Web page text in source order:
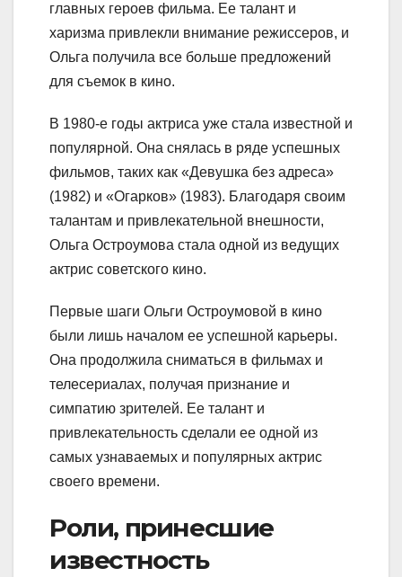
главных героев фильма. Ее талант и
харизма привлекли внимание режиссеров, и
Ольга получила все больше предложений
для съемок в кино.
В 1980-е годы актриса уже стала известной и
популярной. Она снялась в ряде успешных
фильмов, таких как «Девушка без адреса»
(1982) и «Огарков» (1983). Благодаря своим
талантам и привлекательной внешности,
Ольга Остроумова стала одной из ведущих
актрис советского кино.
Первые шаги Ольги Остроумовой в кино
были лишь началом ее успешной карьеры.
Она продолжила сниматься в фильмах и
телесериалах, получая признание и
симпатию зрителей. Ее талант и
привлекательность сделали ее одной из
самых узнаваемых и популярных актрис
своего времени.
Роли, принесшие
известность